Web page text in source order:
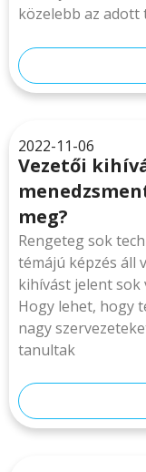
közelebb az adott
2022-11-06
Vezetői
meg?
Rengeteg sok
témájú képzés áll
kihívást jelent sok
Hogy lehet, hogy
nagy
tanultak